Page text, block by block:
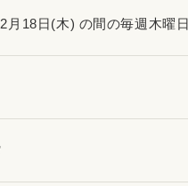
月18日(木) の間の毎週木曜日